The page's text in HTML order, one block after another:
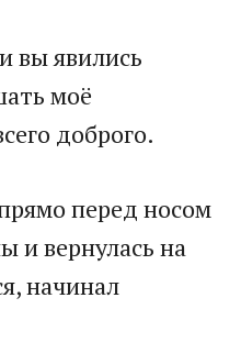
вы явились
моё
доброго.
перед носом
вернулась на
начинал